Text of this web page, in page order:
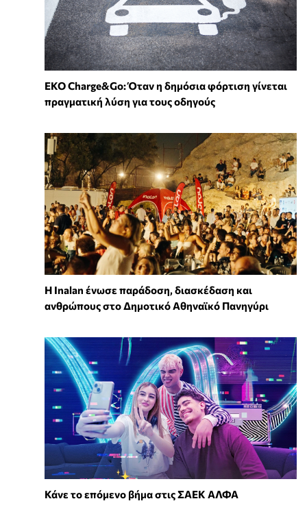
EKO Charge&Go: Όταν η δημόσια φόρτιση γίνεται
πραγματική λύση για τους οδηγούς
Η Inalan ένωσε παράδοση, διασκέδαση και
ανθρώπους στο Δημοτικό Αθηναϊκό Πανηγύρι
Κάνε το επόμενο βήμα στις ΣΑΕΚ ΑΛΦΑ